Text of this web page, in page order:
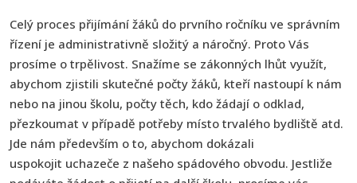
Celý proces přijímání žáků do prvního ročníku ve správním
řízení je administrativně složitý a náročný. Proto Vás
prosíme o trpělivost. Snažíme se zákonných lhůt využít,
abychom zjistili skutečné počty žáků, kteří nastoupí k nám
nebo na jinou školu, počty těch, kdo žádají o odklad,
přezkoumat v případě potřeby místo trvalého bydliště atd.
Jde nám především o to, abychom dokázali
uspokojit uchazeče z našeho spádového obvodu. Jestliže